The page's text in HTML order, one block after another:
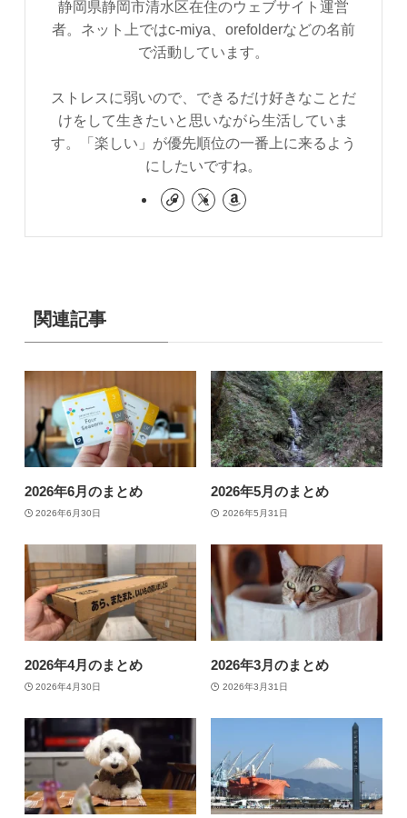
静岡県静岡市清水区在住のウェブサイト運営
者。ネット上ではc-miya、orefolderなどの名前
で活動しています。
ストレスに弱いので、できるだけ好きなことだ
けをして生きたいと思いながら生活していま
す。「楽しい」が優先順位の一番上に来るよう
にしたいですね。
関連記事
2026年6月のまとめ
2026年6月30日
2026年5月のまとめ
2026年5月31日
2026年4月のまとめ
2026年4月30日
2026年3月のまとめ
2026年3月31日